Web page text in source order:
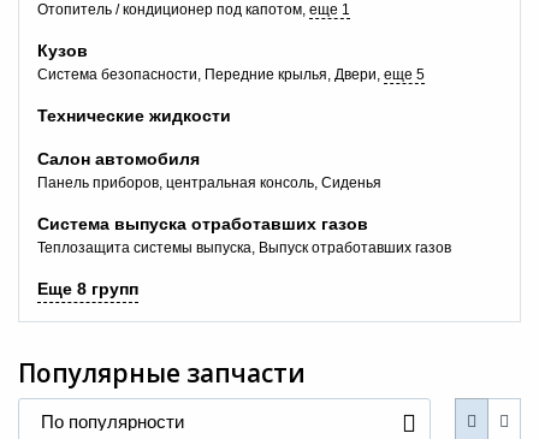
+7 (495) 025-03-03
Отопитель / кондиционер под капотом еще 1
Кузов
Система безопасности Передние крылья Двери еще 5
Технические жидкости
Салон автомобиля
Панель приборов, центральная консоль Сиденья
Система выпуска отработавших газов
Теплозащита системы выпуска Выпуск отработавших газов
Еще 8 групп
Популярные запчасти
По популярности